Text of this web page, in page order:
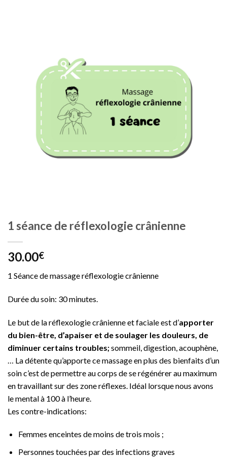
1 séance de réflexologie crânienne
30.00€
1 Séance de massage réflexologie crânienne
Durée du soin: 30 minutes.
Le but de la réflexologie crânienne et faciale est d’apporter
du bien-être, d’apaiser et de soulager les douleurs, de
diminuer certains troubles;sommeil, digestion, acouphène,
… La détente qu’apporte ce massage en plus des bienfaits d’un
soin c’est de permettre au corps de se régénérer au maximum
en travaillant sur des zone réflexes. Idéal lorsque nous avons
le mental à 100 à l’heure.
Les contre-indications:
Femmes enceintes de moins de trois mois ;
Personnes touchées par des infections graves